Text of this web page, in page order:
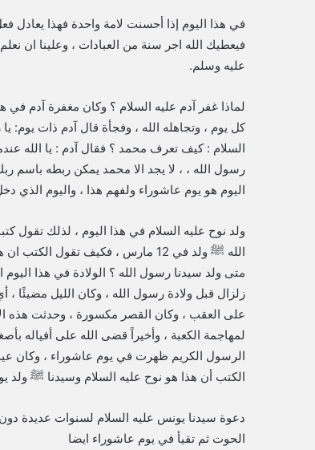
في هذا اليوم إذا أحسنت لامة واحدة فهذا يعادل
فيعطيك الله اجر سنة من العبادات ، وعلينا ان
عليه وسلم.
لماذا غفر آدم عليه السلام ؟ وكان مغفرة آدم في
كل يوم ، وتجاهله الله ، وفجأة قال آدم ذات
السلام : كيف تعرف محمد ؟ فقال آدم : يا الله
رسول الله ، ، لا يجد الا محمد يمكن ربطه باسم
اليوم هو يوم عاشوراء ولفهم هذا ، واليوم الذي
ولد نوح عليه السلام في هذا اليوم ، لذلك تقول
الله ﷺ ولد في 12 مارس ، فكيف تقول
زلزال قبل ولادة رسول الله ، وكان الليل مضيئًا ،
على العقب ، وكان القصر مكسورة ، وحدثت هذه
لمهاجمة الكعبة ، وأخيراً قضى الله على أفياله
الكتب أن هذا هو نوح عليه السلام وسيدنا ﷺ ولد
دعوة سيدنا يونس عليه السلام لسنوات عديدة
الحوت ثم تقيأ في يوم عاشوراء ايضا